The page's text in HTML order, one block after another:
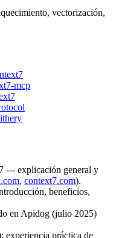
vectorización,
mcp
--- explicación general y
, context7.com).
beneficios,
en Apidog (julio 2025)
práctica de